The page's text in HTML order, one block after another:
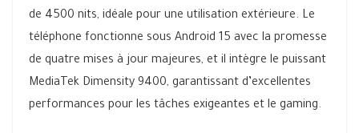
de 4500 nits, idéale pour une utilisation extérieure. Le
téléphone fonctionne sous Android 15 avec la promesse
de quatre mises à jour majeures, et il intègre le puissant
MediaTek Dimensity 9400, garantissant d’excellentes
performances pour les tâches exigeantes et le gaming.